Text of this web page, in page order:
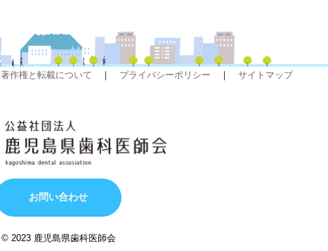
著作権と転載について ｜ プライバシーポリシー ｜ サイトマップ
お問い合わせ
© 2023 鹿児島県歯科医師会